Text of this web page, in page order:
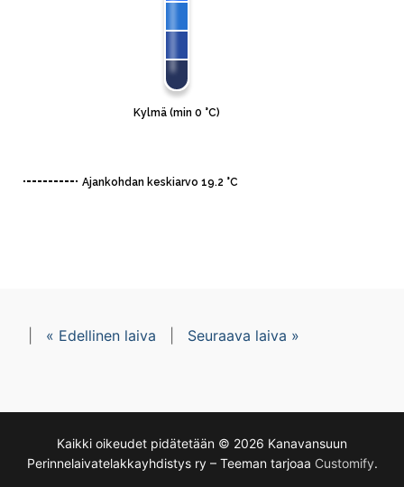
« Edellinen laiva Seuraava laiva »
Kaikki oikeudet pidätetään © 2026 Kanavansuun
Perinnelaivatelakkayhdistys ry – Teeman tarjoaa Customify.